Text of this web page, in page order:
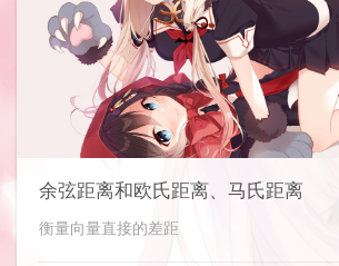
余弦距离和欧氏距离、马氏距离
衡量向量直接的差距